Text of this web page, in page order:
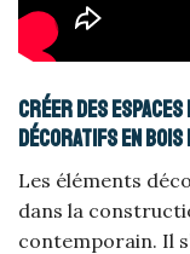
Créer des espaces
décoratifs en bois
Les éléments
dans la
contemporain. Il